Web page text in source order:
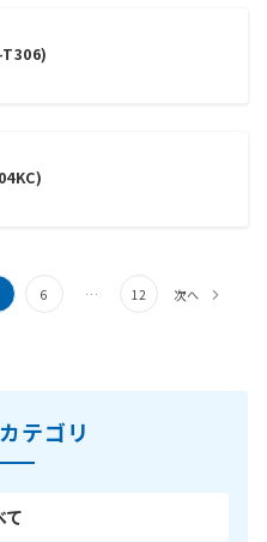
T306)
6 … 12 次へ
テゴリ
て